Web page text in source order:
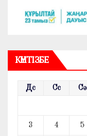
КҮНТІЗБЕ
Дс Сс Сә
3 4 5